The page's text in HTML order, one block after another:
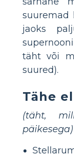
suuremad
jaoks
täht või
suured).
Tähe
(täht,
päikesega)